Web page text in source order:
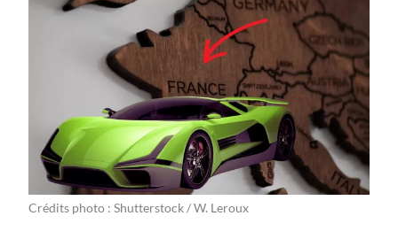
Crédits photo : Shutterstock / W. Leroux